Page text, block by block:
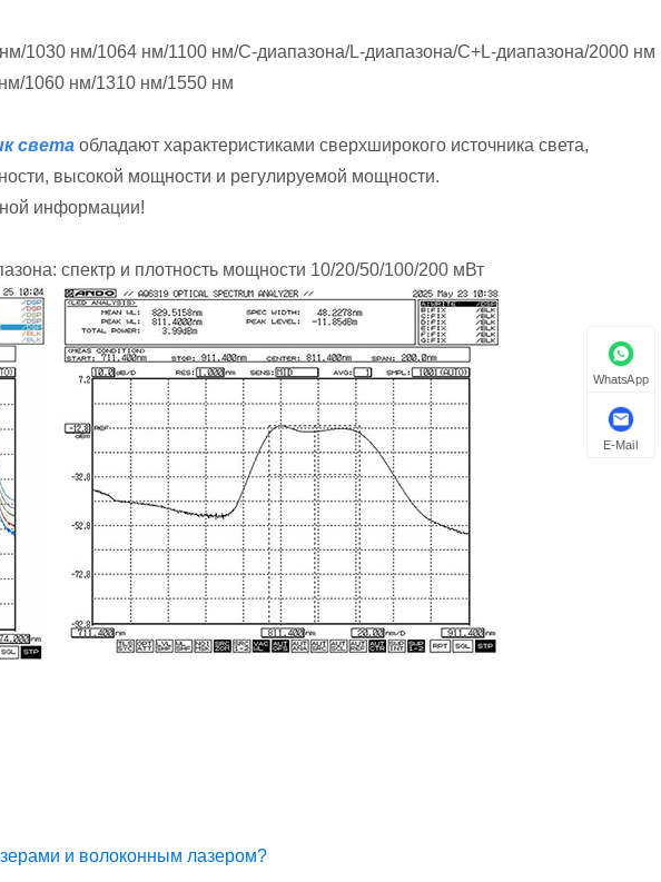
1030 нм/1064 нм/1100 нм/C-диапазона/L-диапазона/C+L-диапазона/2000 нм
1060 нм/1310 нм/1550 нм
света обладают характеристиками сверхширокого источника света,
высокой мощности и регулируемой мощности.
информации!
спектр и плотность мощности 10/20/50/100/200 мВт
и волоконным лазером?
WhatsApp
E-Mail